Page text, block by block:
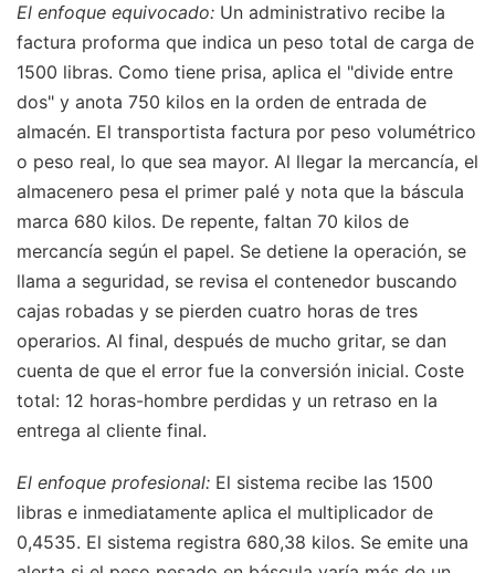
El enfoque equivocado: Un administrativo recibe la
factura proforma que indica un peso total de carga de
1500 libras. Como tiene prisa, aplica el "divide entre
dos" y anota 750 kilos en la orden de entrada de
almacén. El transportista factura por peso volumétrico
o peso real, lo que sea mayor. Al llegar la mercancía, el
almacenero pesa el primer palé y nota que la báscula
marca 680 kilos. De repente, faltan 70 kilos de
mercancía según el papel. Se detiene la operación, se
llama a seguridad, se revisa el contenedor buscando
cajas robadas y se pierden cuatro horas de tres
operarios. Al final, después de mucho gritar, se dan
cuenta de que el error fue la conversión inicial. Coste
total: 12 horas-hombre perdidas y un retraso en la
entrega al cliente final.
El enfoque profesional: El sistema recibe las 1500
libras e inmediatamente aplica el multiplicador de
0,4535. El sistema registra 680,38 kilos. Se emite una